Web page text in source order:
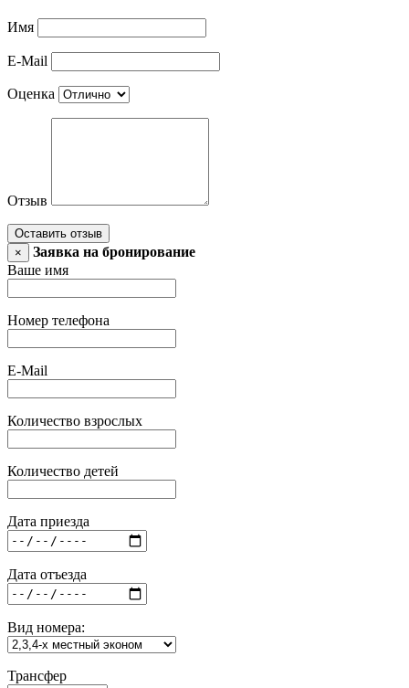
Имя
E-Mail
Оценка
Отзыв
Оставить отзыв
×
Заявка на бронирование
Ваше имя
Номер телефона
E-Mail
Количество взрослых
Количество детей
Дата приезда
Дата отъезда
Вид номера:
Трансфер